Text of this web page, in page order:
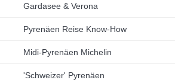
Gardasee & Verona
Pyrenäen Reise Know-How
Midi-Pyrenäen Michelin
'Schweizer' Pyrenäen